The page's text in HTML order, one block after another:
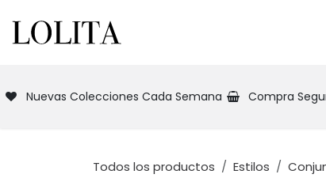
Nuevas Colecciones Cada Semana Compra
Todos los productos Estilos